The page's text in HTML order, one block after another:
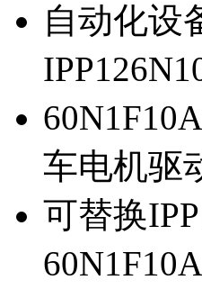
自动化设
车电机驱
可替换